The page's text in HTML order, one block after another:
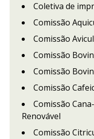
Coletiva de
Comissão
Comissão
Comissão
Comissão
Comissão
Comissão
Renovável
Comissão